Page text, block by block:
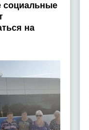
социальные
на